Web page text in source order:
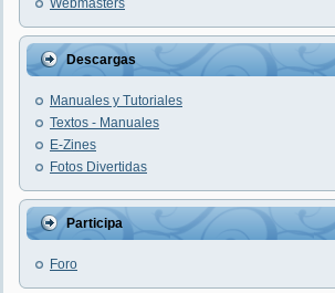
Webmasters
Descargas
Manuales y Tutoriales
Textos - Manuales
E-Zines
Fotos Divertidas
Participa
Foro